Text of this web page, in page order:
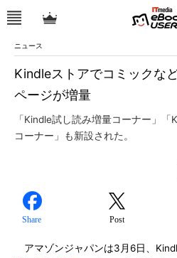
ニュース
Kindleストアでコミックな
ページが増量
「Kindle試し読み増量コーナー」
コーナー」も新設された。
Share Post
アマゾンジャパンは3月6日、